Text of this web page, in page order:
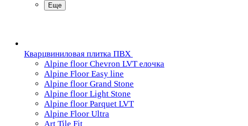
Еще
Кварцвиниловая плитка ПВХ
Alpine floor Chevron LVT елочка
Alpine Floor Easy line
Alpine floor Grand Stone
Alpine floor Light Stone
Alpine floor Parquet LVT
Alpine Floor Ultra
Art Tile Fit